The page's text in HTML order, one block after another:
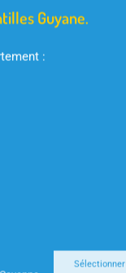
Guyane.
:
Sélectionner